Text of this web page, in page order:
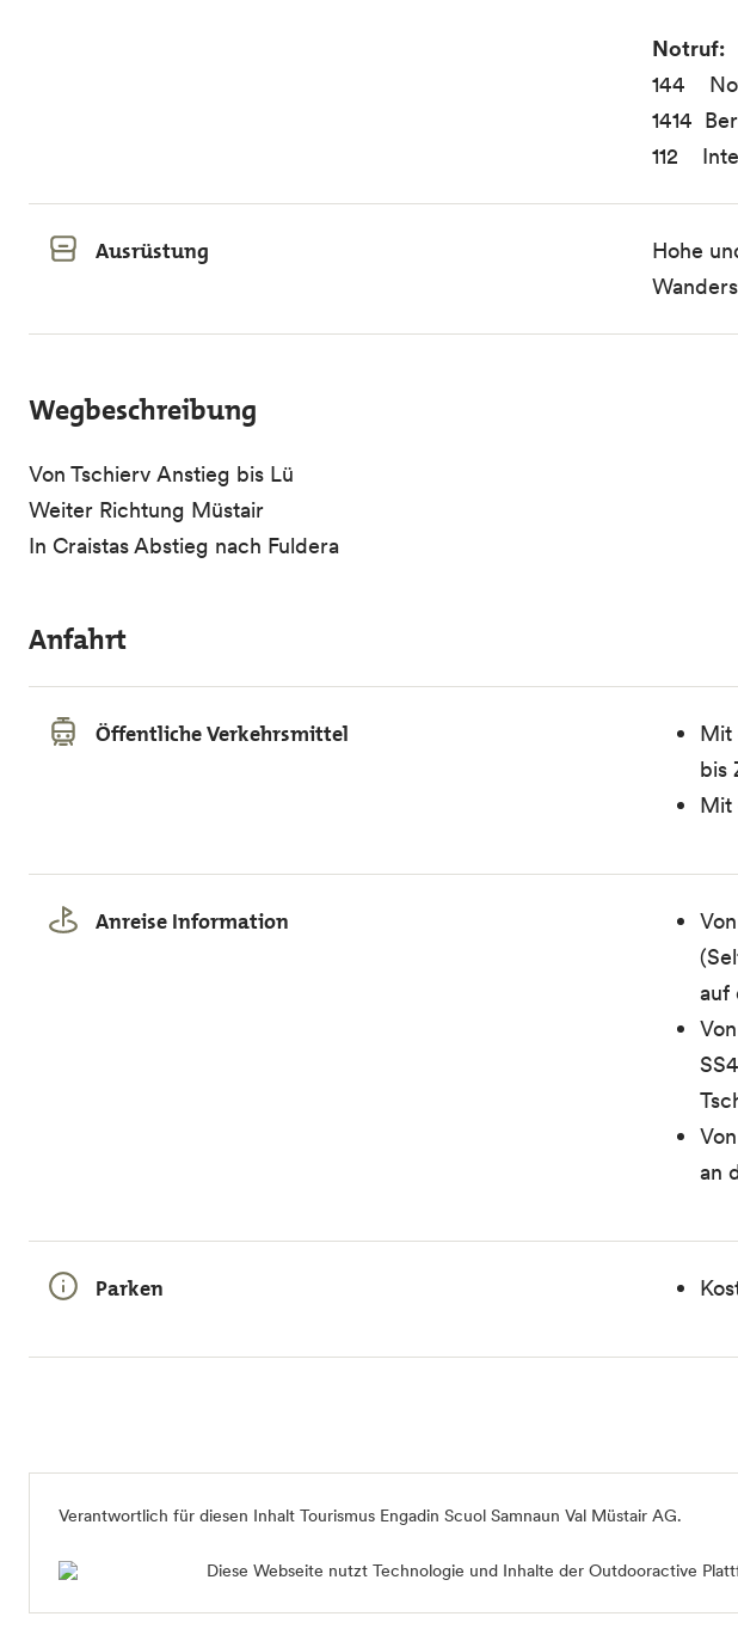
Notruf:
144
1414
112
Ausrüstung
Hohe
Wegbeschreibung
Von Tschierv Anstieg bis Lü
Weiter Richtung Müstair
In Craistas Abstieg nach Fuldera
Anfahrt
Öffentliche Verkehrsmittel
Mit
bis
Mit
Anreise Information
auf
an
Parken
Verantwortlich für diesen Inhalt Tourismus Engadin Scuol Samnaun Val Müstair AG.
Diese Webseite nutzt Technologie und Inhalte der Outdooractive